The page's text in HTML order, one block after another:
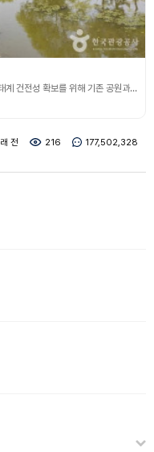
연희자연마당은 도시지역의 기후변화 적응과 도시생태계 건전성 확보를 위해 기존 공원과 차별화된 생물서식 중심의 생태복지를 위해 조성된 공원이다. 다양한 생태 환경을 관찰할 수 있는 조류관찰대와 생태숲, 생태광장, 생태수로, 생태놀이터 등 다양한 테마 공간이 조성되어 있어 볼거리가 풍성하다. 또한 잔잔한 호수를 배경으로 기념사진을 남기기 좋아 포토존으로도 유명하며, 피크닉을 즐기기 좋은 잔디밭이 있어 아이를 동반한 가족 단위 여행객이 방문하기 안성맞춤이다.
전 216 177,502,328